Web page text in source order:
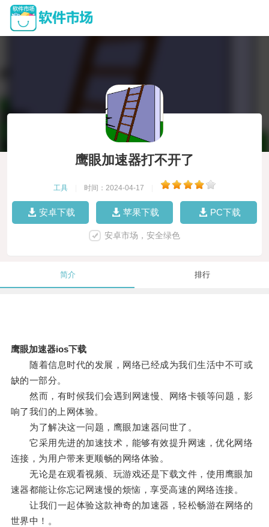
鹰眼加速器打不开了
工具 时间：2024-04-17
安卓下载 苹果下载 PC下载
安卓市场，安全绿色
简介 排行
鹰眼加速器ios下载
随着信息时代的发展，网络已经成为我们生活中不可或
缺的一部分。
然而，有时候我们会遇到网速慢、网络卡顿等问题，影
响了我们的上网体验。
为了解决这一问题，鹰眼加速器问世了。
它采用先进的加速技术，能够有效提升网速，优化网络
连接，为用户带来更顺畅的网络体验。
无论是在观看视频、玩游戏还是下载文件，使用鹰眼加
速器都能让你忘记网速慢的烦恼，享受高速的网络连接。
让我们一起体验这款神奇的加速器，轻松畅游在网络的
世界中！。